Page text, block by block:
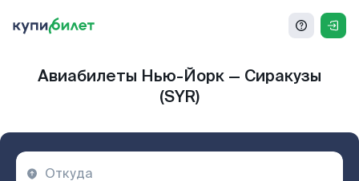
Авиабилеты Нью-Йорк — Сиракузы
(SYR)